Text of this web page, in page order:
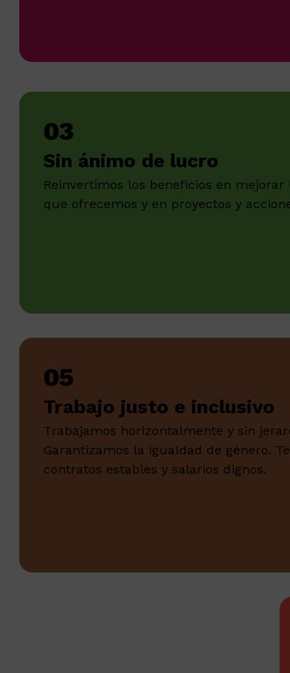
03
Sin ánimo de lucro
Reinvertimos los beneficios en mejorar
que ofrecemos y en proyectos y
05
Trabajo justo e inclusivo
Trabajamos horizontalmente y sin
Garantizamos la igualdad de género.
contratos estables y salarios dignos.